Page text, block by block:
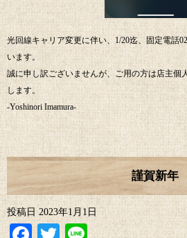
光回線キャリア変更に伴い、1/20迄、固定電話
います。
誠に申し訳ございませんが、ご用の方は店主個
します。
-Yoshinori Imamura-
謹賀新年
投稿日 2023年1月1日